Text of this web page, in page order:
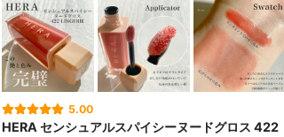
5.00
HERA センシュアルスパイシーヌードグロス 422